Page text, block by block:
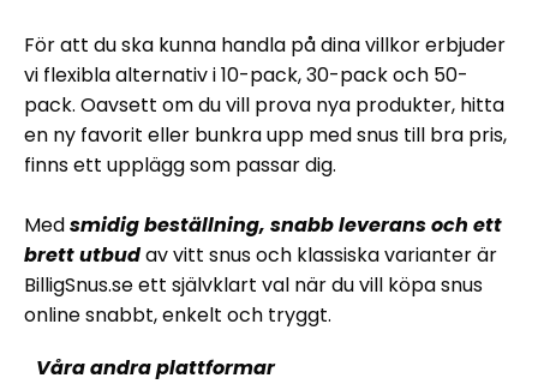
För att du ska kunna handla på dina villkor erbjuder
vi flexibla alternativ i 10-pack, 30-pack och 50-
pack. Oavsett om du vill prova nya produkter, hitta
en ny favorit eller bunkra upp med snus till bra pris,
finns ett upplägg som passar dig.
Medsmidig beställning, snabb leverans och ett
brett utbudav vitt snus och klassiska varianter är
BilligSnus.se ett självklart val när du vill köpa snus
online snabbt, enkelt och tryggt.
Våra andra plattformar